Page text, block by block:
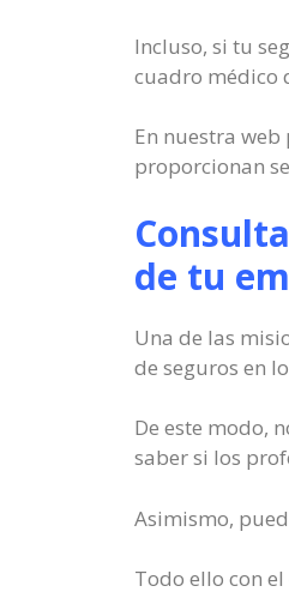
Incluso, si tu
cuadro médico
En nuestra
proporcionan
de tu
Una de las
de seguros en
De este modo,
saber si los
Asimismo,
Todo ello con